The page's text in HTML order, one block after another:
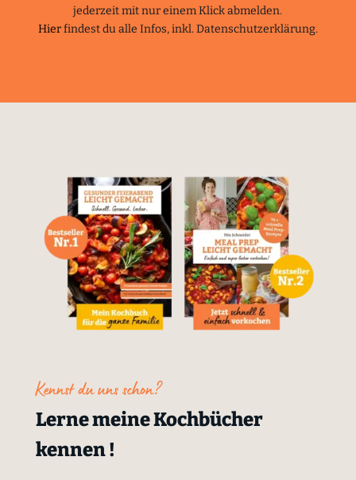
jederzeit mit nur einem Klick abmelden.
Hierfindest du alle Infos, inkl. Datenschutzerklärung.
Kennst du uns schon?
Lerne meine Kochbücher
kennen !